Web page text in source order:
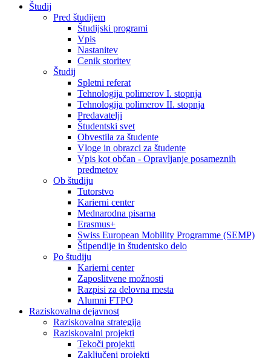
Študij
Pred študijem
Študijski programi
Vpis
Nastanitev
Cenik storitev
Študij
Spletni referat
Tehnologija polimerov I. stopnja
Tehnologija polimerov II. stopnja
Predavatelji
Študentski svet
Obvestila za študente
Vloge in obrazci za študente
Vpis kot občan - Opravljanje posameznih
predmetov
Ob študiju
Tutorstvo
Karierni center
Mednarodna pisarna
Erasmus+
Swiss European Mobility Programme (SEMP)
Štipendije in študentsko delo
Po študiju
Karierni center
Zaposlitvene možnosti
Razpisi za delovna mesta
Alumni FTPO
Raziskovalna dejavnost
Raziskovalna strategija
Raziskovalni projekti
Tekoči projekti
Zaključeni projekti